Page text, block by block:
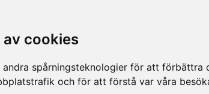
cookies
spårningsteknologier för att
och för att förstå var våra